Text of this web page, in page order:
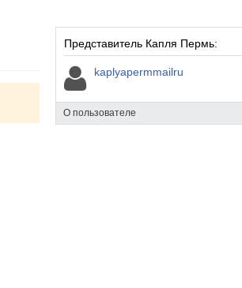
Представитель Капля Пермь:
kaplyapermmailru
О пользователе